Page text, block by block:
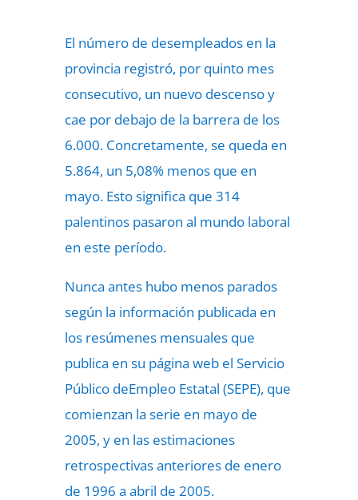
El número de desempleados en la
provincia registró, por quinto mes
consecutivo, un nuevo descenso y
cae por debajo de la barrera de los
6.000. Concretamente, se queda en
5.864, un 5,08% menos que en
mayo. Esto significa que 314
palentinos pasaron al mundo laboral
en este período.
Nunca antes hubo menos parados
según la información publicada en
los resúmenes mensuales que
publica en su página web el Servicio
Público deEmpleo Estatal (SEPE), que
comienzan la serie en mayo de
2005, y en las estimaciones
retrospectivas anteriores de enero
de 1996 a abril de 2005.